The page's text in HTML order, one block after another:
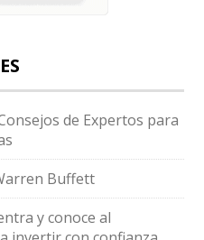
de Expertos para
Buffett
y conoce al